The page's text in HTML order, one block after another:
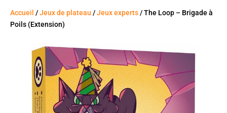
Accueil /Jeux de plateau /Jeux experts/ The Loop – Brigade à
Poils (Extension)